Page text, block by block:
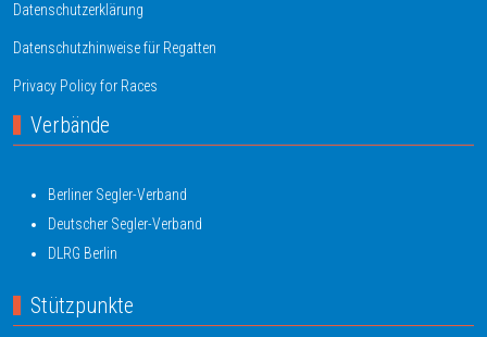
Datenschutzerklärung
Datenschutzhinweise für Regatten
Privacy Policy for Races
Verbände
Berliner Segler-Verband
Deutscher Segler-Verband
DLRG Berlin
Stützpunkte